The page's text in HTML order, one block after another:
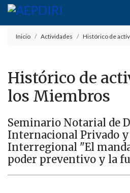
Inicio Actividades Histórico de
Histórico de
los Miembros
Seminario Notarial de
Internacional Privado y
Interregional "El
poder preventivo y la